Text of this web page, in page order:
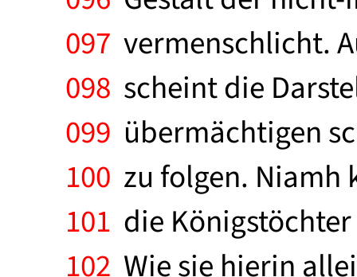
097 vermenschlicht.
098 scheint die
099 übermächtigen
100 zu folgen. Niamh
101 die
102 Wie sie hierin